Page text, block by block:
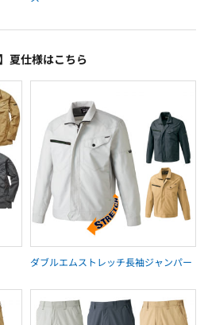
】夏仕様はこちら
ダブルエムストレッチ長袖ジャンパー